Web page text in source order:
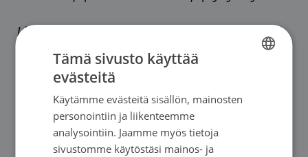
Lisää tietoa toiminnastamme:
www.syoparekisteri.fi
FINNISH
Tämä sivusto käyttää
evästeitä
Käytämme evästeitä sisällön, mainosten
personointiin ja liikenteemme
analysointiin. Jaamme myös tietoja
sivustomme käytöstäsi mainos- ja